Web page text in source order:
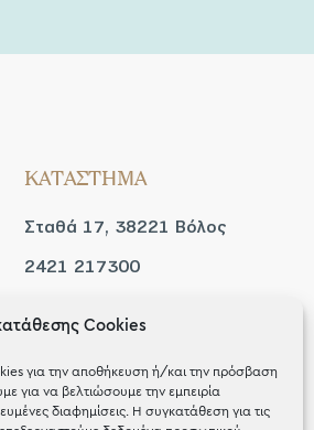
Cookies
για την αποθήκευση ή/και την πρόσβαση
για να βελτιώσουμε την εμπειρία
διαφημίσεις. Η συγκατάθεση για τις
ΚΑΤΑΣΤΗΜΑ
Σταθά 17, 38221 Βόλος
2421 217300
Τριτ / Πεμ / Παρ: 09:00 -